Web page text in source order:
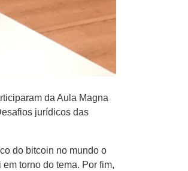
da Aula Magna
jurídicos das
do bitcoin no mundo o
torno do tema. Por fim,